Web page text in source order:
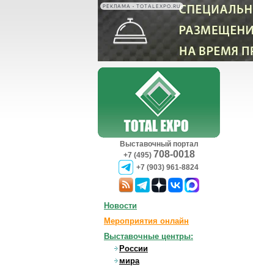
РЕКЛАМА • TOTALEXPO.RU
Выставочный портал
+7 (495) 708-0018
+7 (903) 961-8824
Новости
Мероприятия онлайн
Выставочные центры:
России
мира